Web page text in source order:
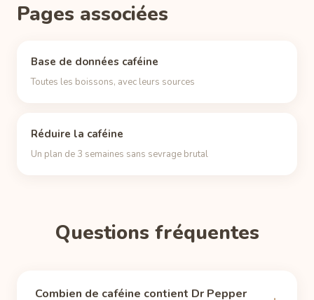
Pages associées
Base de données caféine
Toutes les boissons, avec leurs sources
Réduire la caféine
Un plan de 3 semaines sans sevrage brutal
Questions fréquentes
Combien de caféine contient Dr Pepper